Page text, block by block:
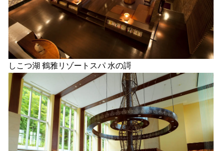
しこつ湖 鶴雅リゾートスパ 水の謌